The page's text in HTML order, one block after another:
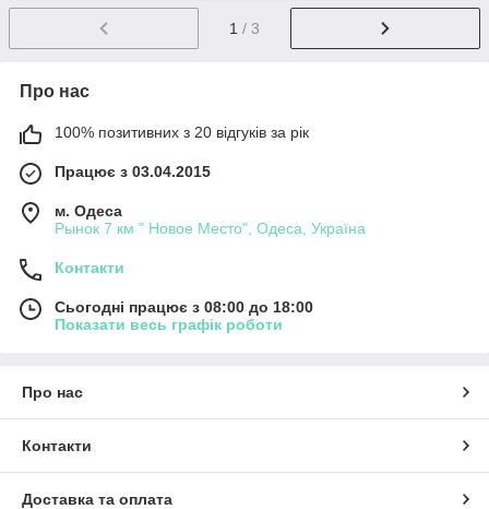
1 / 3
Про нас
100% позитивних з 20 відгуків за рік
Працює з 03.04.2015
м. Одеса
Рынок 7 км " Новое Место", Одеса, Україна
Контакти
Сьогодні працює з 08:00 до 18:00
Показати весь графік роботи
Про нас
Контакти
Доставка та оплата